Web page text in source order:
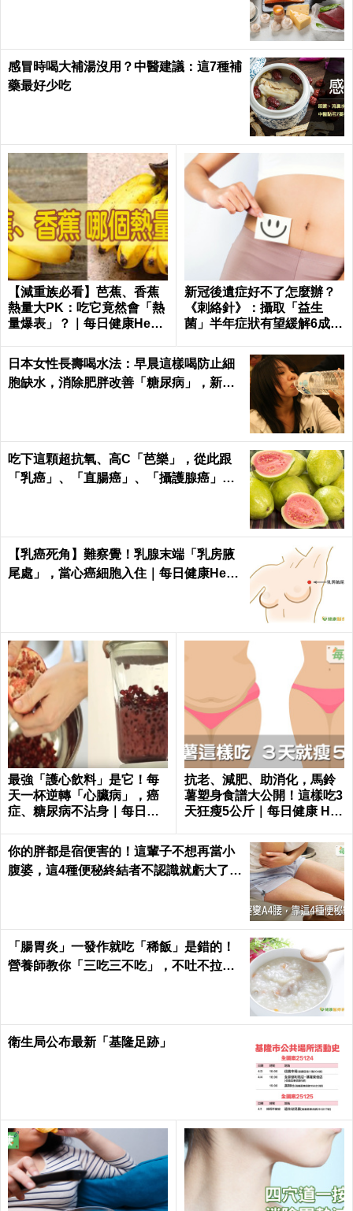
感冒時喝大補湯沒用？中醫建議：這7種補
藥最好少吃
【減重族必看】芭蕉、香蕉
熱量大PK：吃它竟然會「熱
量爆表」？｜每日健康Healt
新冠後遺症好不了怎麼辦？
《刺絡針》：攝取「益生
菌」半年症狀有望緩解6成以
日本女性長壽喝水法：早晨這樣喝防止細
胞缺水，消除肥胖改善「糖尿病」，新陳
吃下這顆超抗氧、高C「芭樂」，從此跟
「乳癌」、「直腸癌」、「攝護腺癌」、
【乳癌死角】難察覺！乳腺末端「乳房腋
尾處」，當心癌細胞入住｜每日健康Healt
最強「護心飲料」是它！每
天一杯逆轉「心臟病」，癌
症、糖尿病不沾身｜每日健
抗老、減肥、助消化，馬鈴
薯塑身食譜大公開！這樣吃3
天狂瘦5公斤｜每日健康 Hea
你的胖都是宿便害的！這輩子不想再當小
腹婆，這4種便秘終結者不認識就虧大了｜
「腸胃炎」一發作就吃「稀飯」是錯的！
營養師教你「三吃三不吃」，不吐不拉、
衛生局公布最新「基隆足跡」